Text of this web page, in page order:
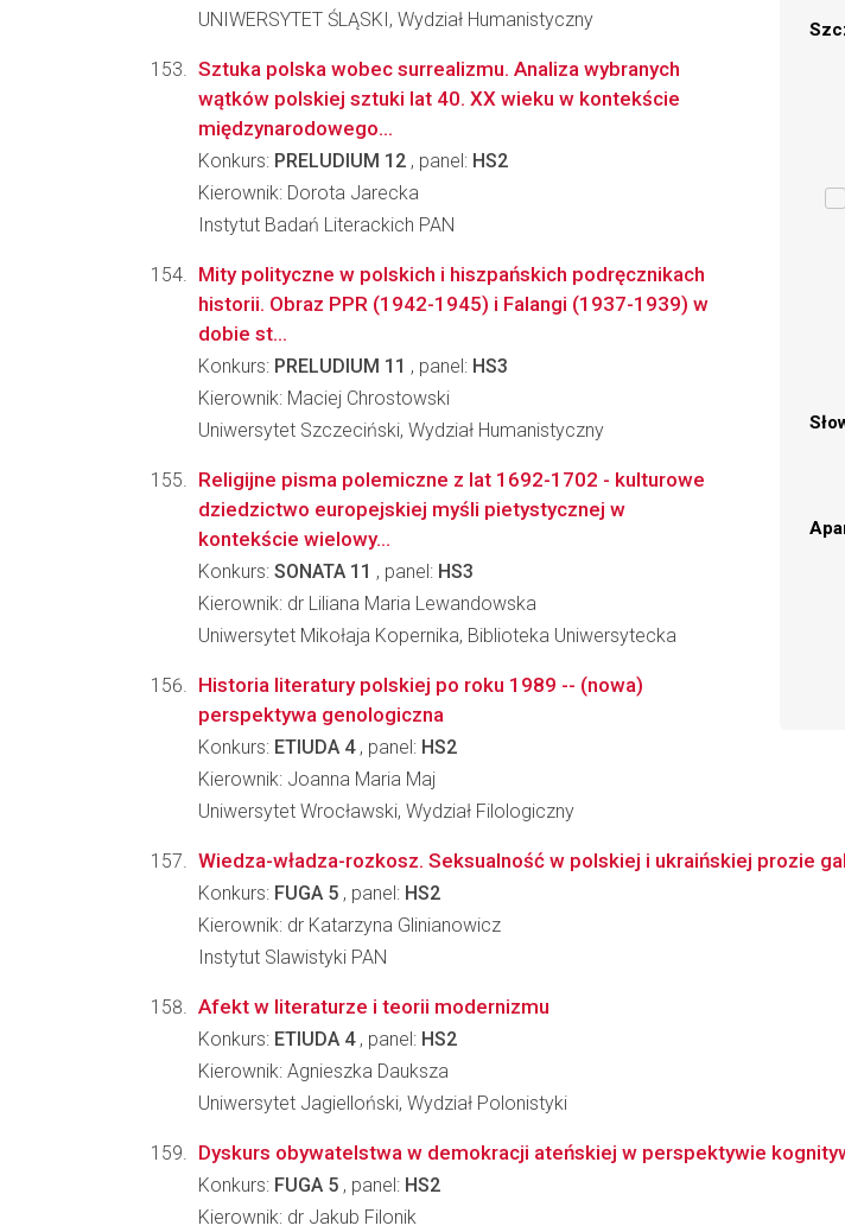
UNIWERSYTET ŚLĄSKI, Wydział Humanistyczny
Sztuka polska wobec surrealizmu. Analiza wybranych
wątków polskiej sztuki lat 40. XX wieku w kontekście
międzynarodowego...
Konkurs: PRELUDIUM 12 , panel: HS2
Kierownik: Dorota Jarecka
Instytut Badań Literackich PAN
Mity polityczne w polskich i hiszpańskich podręcznikach
historii. Obraz PPR (1942-1945) i Falangi (1937-1939) w
dobie st...
Konkurs: PRELUDIUM 11 , panel: HS3
Kierownik: Maciej Chrostowski
Uniwersytet Szczeciński, Wydział Humanistyczny
Religijne pisma polemiczne z lat 1692-1702 - kulturowe
dziedzictwo europejskiej myśli pietystycznej w
kontekście wielowy...
Konkurs: SONATA 11 , panel: HS3
Kierownik: dr Liliana Maria Lewandowska
Uniwersytet Mikołaja Kopernika, Biblioteka Uniwersytecka
Historia literatury polskiej po roku 1989 -- (nowa)
perspektywa genologiczna
Konkurs: ETIUDA 4, panel: HS2
Kierownik: Joanna Maria Maj
Uniwersytet Wrocławski, Wydział Filologiczny
Wiedza-władza-rozkosz. Seksualność w polskiej i ukraińskiej prozie
Konkurs: FUGA 5 , panel: HS2
Kierownik: dr Katarzyna Glinianowicz
Instytut Slawistyki PAN
Afekt w literaturze i teorii modernizmu
Konkurs: ETIUDA 4, panel: HS2
Kierownik: Agnieszka Dauksza
Uniwersytet Jagielloński, Wydział Polonistyki
Dyskurs obywatelstwa w demokracji ateńskiej w perspektywie
Konkurs: FUGA 5 , panel: HS2
Kierownik: dr Jakub Filonik